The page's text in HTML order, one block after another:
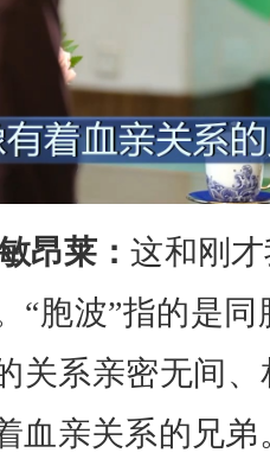
昂莱：这和刚
“胞波”指的是
关系亲密无间
血亲关系的兄